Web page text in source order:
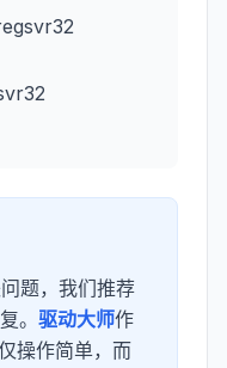
题，我们推荐
。 驱动大师作
操作简单，而